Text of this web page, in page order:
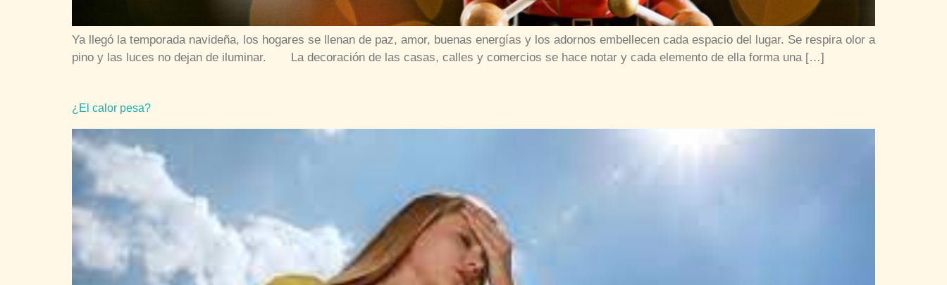
Ya llegó la temporada navideña, los hogares se llenan de paz, amor, buenas energías y los adornos embellecen cada espacio del lugar. Se respira olor a
pino y las luces no dejan de iluminar. La decoración de las casas, calles y comercios se hace notar y cada elemento de ella forma una […]
¿El calor pesa?